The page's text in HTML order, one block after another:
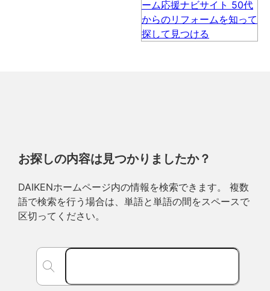
お探しの内容は見つかりましたか？
DAIKENホームページ内の情報を検索できます。 複数
語で検索を行う場合は、単語と単語の間をスペースで
区切ってください。